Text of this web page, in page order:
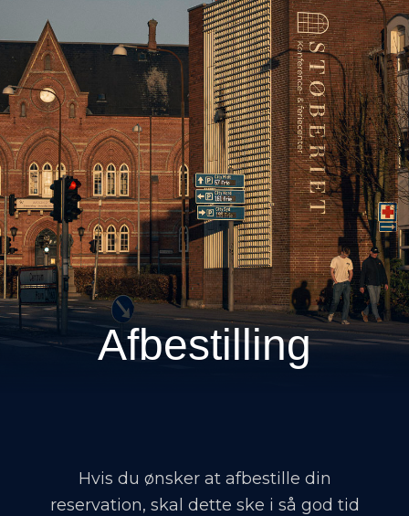
Afbestilling
Hvis du ønsker at afbestille din
reservation, skal dette ske i så god tid